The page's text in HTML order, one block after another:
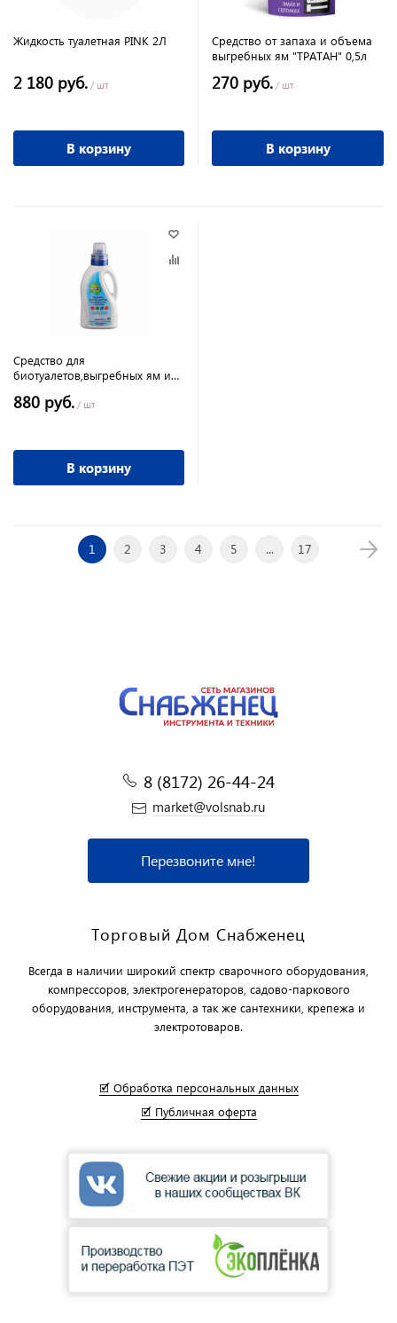
Жидкость туалетная PINK 2Л
2 180 руб. / шт
В корзину
Средство от запаха и объема
выгребных ям "ТРАТАН" 0,5л
270 руб. / шт
В корзину
Средство для
биотуалетов,выгребных ям и
880 руб. / шт
В корзину
1 2 3 4 5 ... 17
8 (8172) 26-44-24
market@volsnab.ru
Перезвоните мне!
Торговый Дом Снабженец
Всегда в наличии широкий спектр сварочного оборудования,
компрессоров, электрогенераторов, садово-паркового
оборудования, инструмента, а так же сантехники, крепежа и
электротоваров.
🗹 Обработка персональных данных
🗹 Публичная оферта